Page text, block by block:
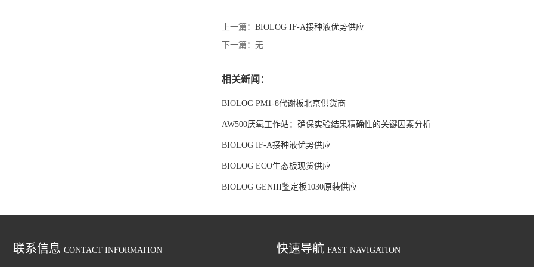
上一篇： BIOLOG IF-A接种液优势供应
下一篇：无
相关新闻：
BIOLOG PM1-8代谢板北京供货商
AW500厌氧工作站：确保实验结果精确性的关键因素分析
BIOLOG IF-A接种液优势供应
BIOLOG ECO生态板现货供应
BIOLOG GENIII鉴定板1030原装供应
联系信息 CONTACT INFORMATION 快速导航 FAST NAVIGATION